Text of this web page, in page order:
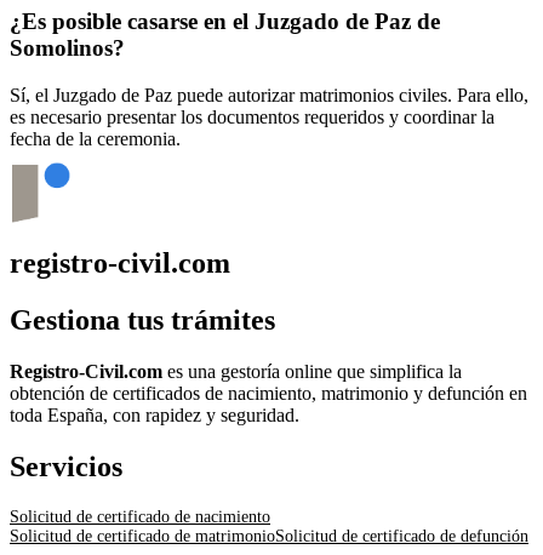
¿Es posible casarse en el Juzgado de Paz de
Somolinos?
Sí, el Juzgado de Paz puede autorizar matrimonios civiles. Para ello,
es necesario presentar los documentos requeridos y coordinar la
fecha de la ceremonia.
registro-civil.com
Gestiona tus trámites
Registro-Civil.com es una gestoría online que simplifica la
obtención de certificados de nacimiento, matrimonio y defunción en
toda España, con rapidez y seguridad.
Servicios
Solicitud de certificado de nacimiento
Solicitud de certificado de matrimonioSolicitud de certificado de defunción